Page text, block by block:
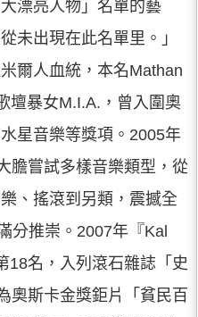
漂亮人物」名單的藝
未出現在此名單里。」
爾人血統，本名Mathan
壇暴女M.I.A.，曾入圍奧
星音樂等獎項。2005年
膽嘗試多樣音樂類型，從
、搖滾到另類，震撼全
分推崇。2007年『Kal
18名，入列滾石雜誌「史
奧斯卡金獎鉅片「貧民百